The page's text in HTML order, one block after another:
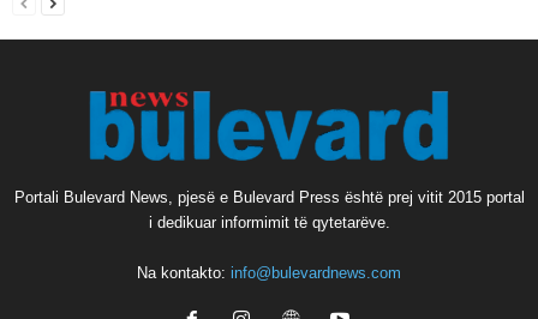
Portali Bulevard News, pjesë e Bulevard Press është prej vitit 2015 portal
i dedikuar informimit të qytetarëve.
Na kontakto: info@bulevardnews.com